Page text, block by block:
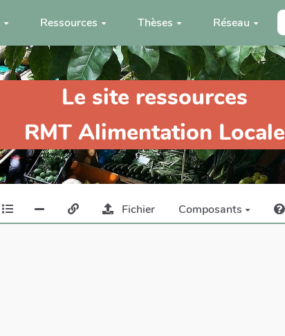
Ressources Thèses Réseau
Le site ressources
RMT Alimentation Locale
Fichier Composants